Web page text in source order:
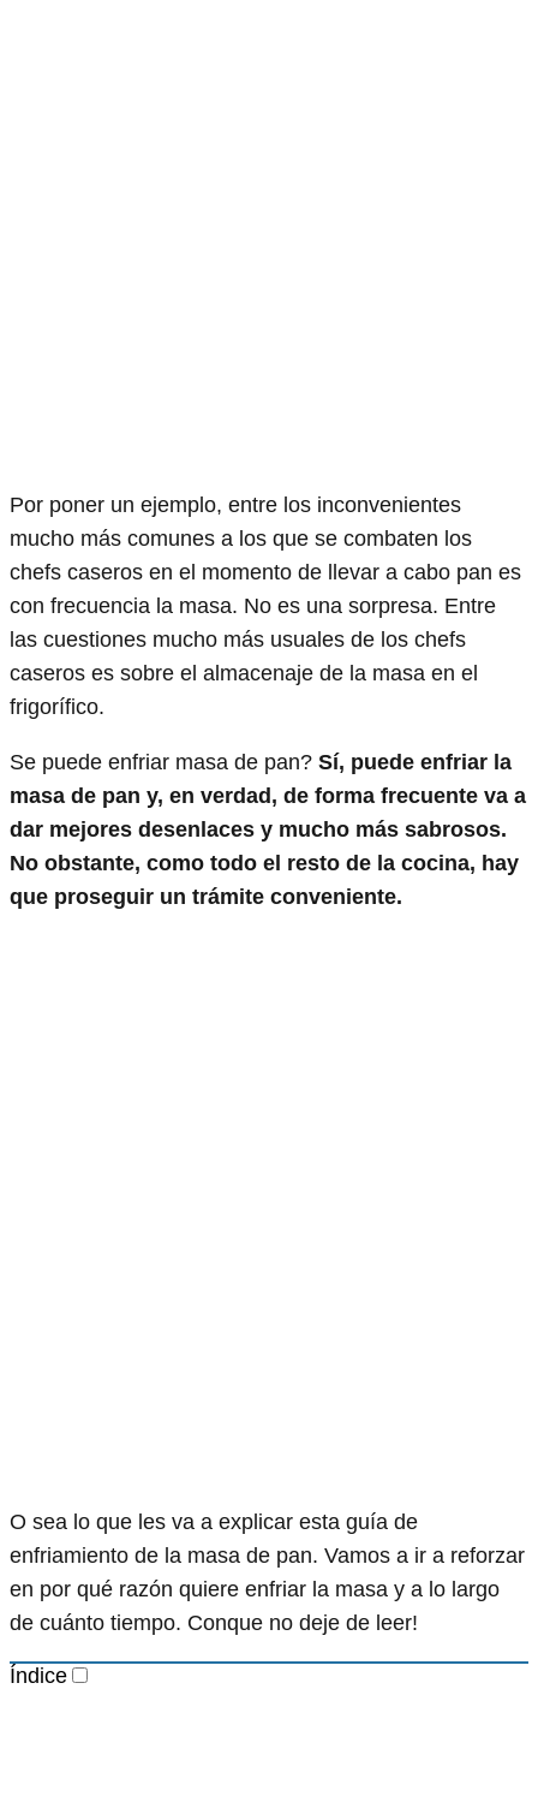
Por poner un ejemplo, entre los inconvenientes
mucho más comunes a los que se combaten los
chefs caseros en el momento de llevar a cabo pan es
con frecuencia la masa. No es una sorpresa. Entre
las cuestiones mucho más usuales de los chefs
caseros es sobre el almacenaje de la masa en el
frigorífico.
Se puede enfriar masa de pan? Sí, puede enfriar la
masa de pan y, en verdad, de forma frecuente va a
dar mejores desenlaces y mucho más sabrosos.
No obstante, como todo el resto de la cocina, hay
que proseguir un trámite conveniente.
O sea lo que les va a explicar esta guía de
enfriamiento de la masa de pan. Vamos a ir a reforzar
en por qué razón quiere enfriar la masa y a lo largo
de cuánto tiempo. Conque no deje de leer!
Índice